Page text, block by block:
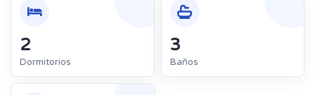
2
Dormitorios
3
Baños